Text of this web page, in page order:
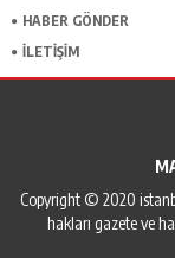
HABER GÖNDER
İLETİŞİM
Copyright © 2020
hakları gazete ve